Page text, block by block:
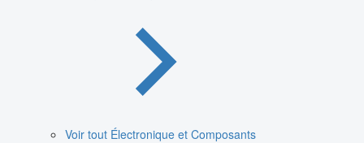
Voir tout Électronique et Composants